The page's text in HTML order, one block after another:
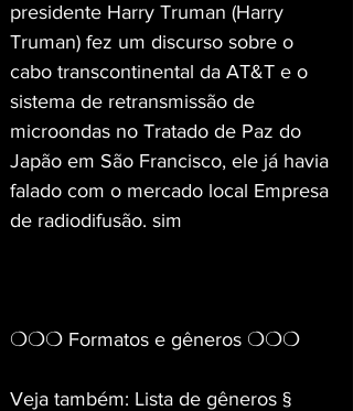
presidente Harry Truman (Harry
Truman) fez um discurso sobre o
cabo transcontinental da AT&T e o
sistema de retransmissão de
microondas no Tratado de Paz do
Japão em São Francisco, ele já havia
falado com o mercado local Empresa
de radiodifusão. sim
❍❍❍ Formatos e gêneros ❍❍❍
Veja também: Lista de gêneros §